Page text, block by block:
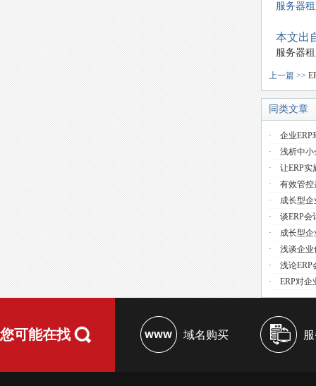
服务器
本文出
服务器
上一篇 >>
同类文章
· 企业ERP
· 浅析中小
· 让ERP实
· 有效管控
· 成长型企
· 谈ERP会
· 成长型企
· 浅谈企业
· 浅论ERP
· ERP对企
您可能在找 域名购买